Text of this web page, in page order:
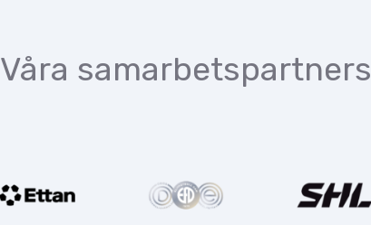
Våra samarbetspartners